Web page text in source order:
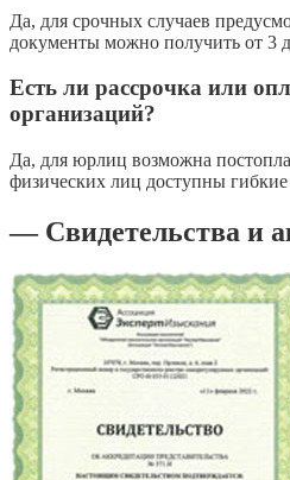
Да, для срочных случаев
документы можно получить от 3
Есть ли рассрочка или
организаций?
Да, для юрлиц возможна
физических лиц доступны
— Свидетельства и